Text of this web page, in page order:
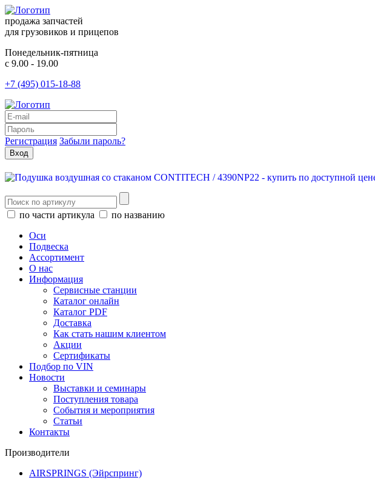
продажа запчастей
для грузовиков и прицепов
Понедельник-пятница
с 9.00 - 19.00
+7 (495) 015-18-88
Регистрация Забыли пароль?
по части артикула
по названию
Оси
Подвеска
Ассортимент
О нас
Информация
Сервисные станции
Каталог онлайн
Каталог PDF
Доставка
Как стать нашим клиентом
Акции
Сертификаты
Подбор по VIN
Новости
Выставки и семинары
Поступления товара
События и мероприятия
Статьи
Контакты
Производители
AIRSPRINGS (Эйрспринг)